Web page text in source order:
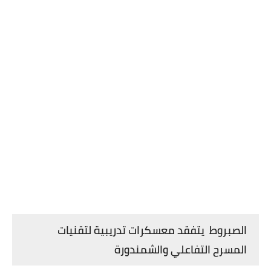
الصبروط يتفقد معسكرات تدريبية لتقنيات
المسرح التفاعلي والشمندورة